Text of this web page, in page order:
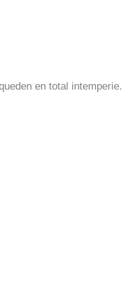
en total intemperie.